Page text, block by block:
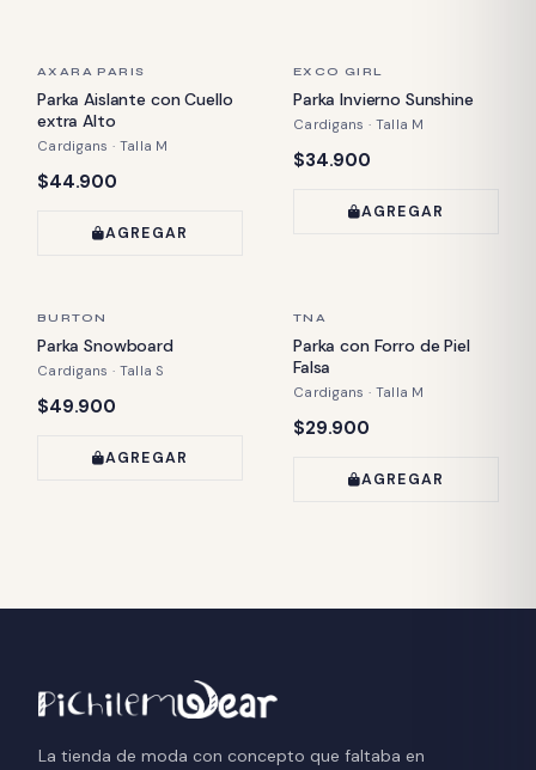
ÚLTIMA PIEZA
AXARA PARIS
Parka Aislante con Cuello
extra Alto
Cardigans · Talla M
Precio:
$44.900
AGREGAR
ÚLTIMA PIEZA
EXCO GIRL
Parka Invierno Sunshine
Cardigans · Talla M
Precio:
$34.900
AGREGAR
ÚLTIMA PIEZA
BURTON
Parka Snowboard
Cardigans · Talla S
Precio:
$49.900
AGREGAR
ÚLTIMA PIEZA
TNA
Parka con Forro de Piel
Falsa
Cardigans · Talla M
Precio:
$29.900
AGREGAR
La tienda de moda con concepto que faltaba en